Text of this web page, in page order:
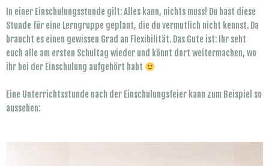
In einer Einschulungsstunde gilt: Alles kann, nichts muss! Du hast diese
Stunde für eine Lerngruppe geplant, die du vermutlich nicht kennst. Da
braucht es einen gewissen Grad an Flexibilität. Das Gute ist: Ihr seht
euch alle am ersten Schultag wieder und könnt dort weitermachen, wo
ihr bei der Einschulung aufgehört habt
Eine Unterrichtsstunde nach der Einschulungsfeier kann zum Beispiel so
aussehen: